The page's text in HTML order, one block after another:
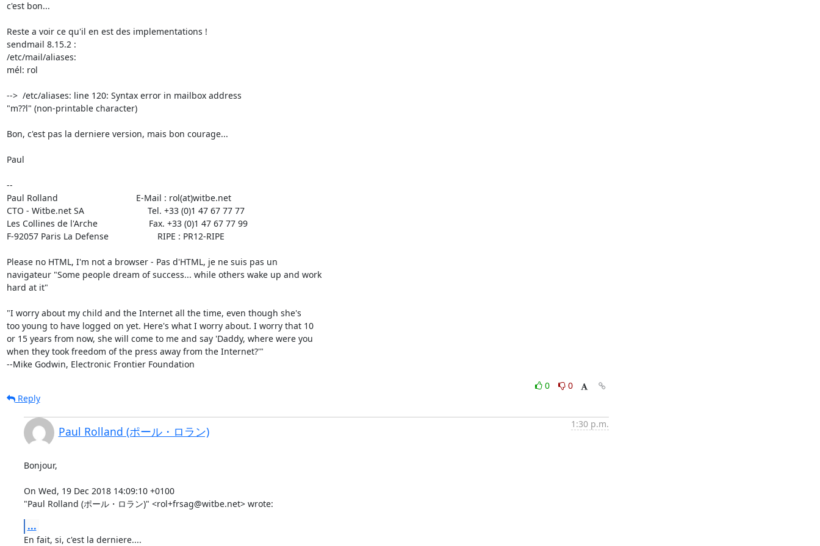
c'est bon...
Reste a voir ce qu'il en est des implementations !
sendmail 8.15.2 :
/etc/mail/aliases:
mél: rol
-->  /etc/aliases: line 120: Syntax error in mailbox address
"m??l" (non-printable character)
Bon, c'est pas la derniere version, mais bon courage...
Paul
--
Paul Rolland                                E-Mail : rol(at)witbe.net
CTO - Witbe.net SA                          Tel. +33 (0)1 47 67 77 77
Les Collines de l'Arche                     Fax. +33 (0)1 47 67 77 99
F-92057 Paris La Defense                    RIPE : PR12-RIPE
Please no HTML, I'm not a browser - Pas d'HTML, je ne suis pas un
navigateur "Some people dream of success... while others wake up and work
hard at it"
"I worry about my child and the Internet all the time, even though she's
too young to have logged on yet. Here's what I worry about. I worry that 10
or 15 years from now, she will come to me and say 'Daddy, where were you
when they took freedom of the press away from the Internet?'"
--Mike Godwin, Electronic Frontier Foundation
0
0
Reply
Paul Rolland (ポール・ロラン)
1:30 p.m.
Bonjour,
On Wed, 19 Dec 2018 14:09:10 +0100
"Paul Rolland (ポール・ロラン)" <rol+frsag@witbe.net> wrote:
...
En fait, si, c'est la derniere....